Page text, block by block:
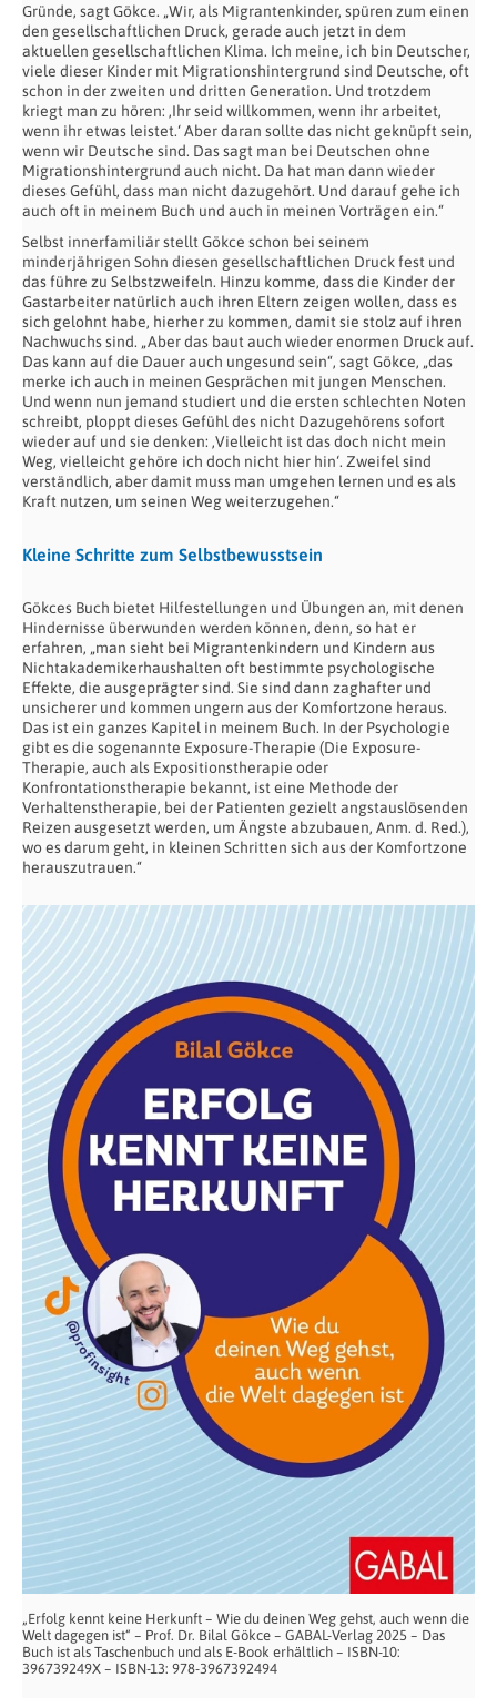
Gründe, sagt Gökce. „Wir, als Migrantenkinder, spüren zum einen
den gesellschaftlichen Druck, gerade auch jetzt in dem
aktuellen gesellschaftlichen Klima. Ich meine, ich bin Deutscher,
viele dieser Kinder mit Migrationshintergrund sind Deutsche, oft
schon in der zweiten und dritten Generation. Und trotzdem
kriegt man zu hören: ‚Ihr seid willkommen, wenn ihr arbeitet,
wenn ihr etwas leistet.‘ Aber daran sollte das nicht geknüpft sein,
wenn wir Deutsche sind. Das sagt man bei Deutschen ohne
Migrationshintergrund auch nicht. Da hat man dann wieder
dieses Gefühl, dass man nicht dazugehört. Und darauf gehe ich
auch oft in meinem Buch und auch in meinen Vorträgen ein.“
Selbst innerfamiliär stellt Gökce schon bei seinem
minderjährigen Sohn diesen gesellschaftlichen Druck fest und
das führe zu Selbstzweifeln. Hinzu komme, dass die Kinder der
Gastarbeiter natürlich auch ihren Eltern zeigen wollen, dass es
sich gelohnt habe, hierher zu kommen, damit sie stolz auf ihren
Nachwuchs sind. „Aber das baut auch wieder enormen Druck auf.
Das kann auf die Dauer auch ungesund sein“, sagt Gökce, „das
merke ich auch in meinen Gesprächen mit jungen Menschen.
Und wenn nun jemand studiert und die ersten schlechten Noten
schreibt, ploppt dieses Gefühl des nicht Dazugehörens sofort
wieder auf und sie denken: ‚Vielleicht ist das doch nicht mein
Weg, vielleicht gehöre ich doch nicht hier hin‘. Zweifel sind
verständlich, aber damit muss man umgehen lernen und es als
Kraft nutzen, um seinen Weg weiterzugehen.“
Kleine Schritte zum Selbstbewusstsein
Gökces Buch bietet Hilfestellungen und Übungen an, mit denen
Hindernisse überwunden werden können, denn, so hat er
erfahren, „man sieht bei Migrantenkindern und Kindern aus
Nichtakademikerhaushalten oft bestimmte psychologische
Effekte, die ausgeprägter sind. Sie sind dann zaghafter und
unsicherer und kommen ungern aus der Komfortzone heraus.
Das ist ein ganzes Kapitel in meinem Buch. In der Psychologie
gibt es die sogenannte Exposure-Therapie (Die Exposure-
Therapie, auch als Expositionstherapie oder
Konfrontationstherapie bekannt, ist eine Methode der
Verhaltenstherapie, bei der Patienten gezielt angstauslösenden
Reizen ausgesetzt werden, um Ängste abzubauen, Anm. d. Red.),
wo es darum geht, in kleinen Schritten sich aus der Komfortzone
herauszutrauen.“
„Erfolg kennt keine Herkunft – Wie du deinen Weg gehst, auch wenn die
Welt dagegen ist“ – Prof. Dr. Bilal Gökce – GABAL-Verlag 2025 – Das
Buch ist als Taschenbuch und als E-Book erhältlich – ISBN-10:
396739249X – ISBN-13: 978-3967392494